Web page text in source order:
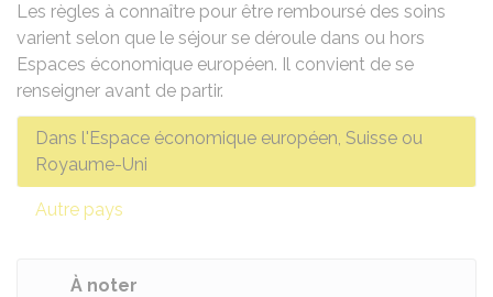
Les règles à connaître pour être remboursé des soins
varient selon que le séjour se déroule dans ou hors
Espaces économique européen. Il convient de se
renseigner avant de partir.
Dans l'Espace économique européen, Suisse ou
Royaume-Uni
Autre pays
À noter